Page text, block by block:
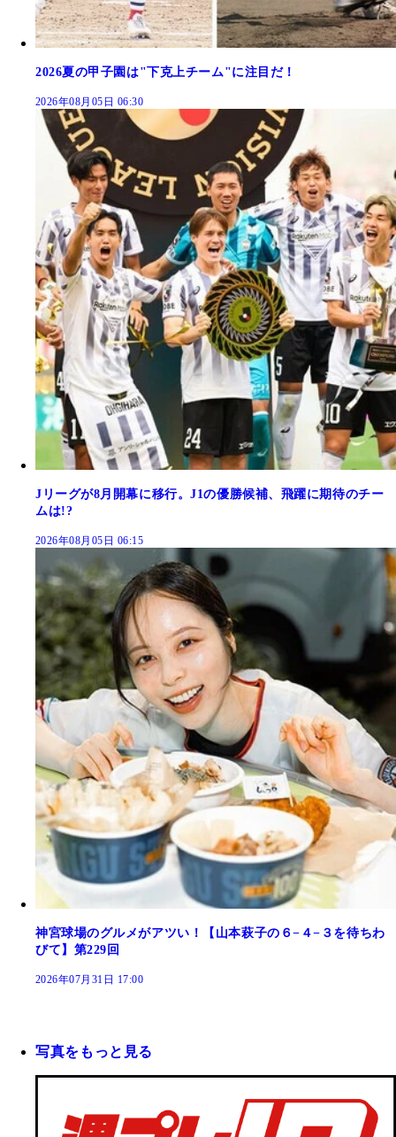
2026夏の甲子園は"下克上チーム"に注目だ！
2026年08月05日 06:30
Jリーグが8月開幕に移行。J1の優勝候補、飛躍に期待のチー
ムは!?
2026年08月05日 06:15
神宮球場のグルメがアツい！【山本萩子の６−４−３を待ちわ
びて】第229回
2026年07月31日 17:00
写真をもっと見る